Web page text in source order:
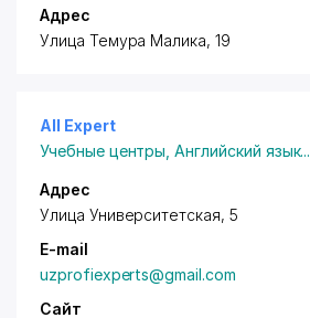
Адрес
Улица Темура Малика, 19
All Expert
Учебные центры ,Английский язык...
Адрес
Улица Университетская, 5
E-mail
uzprofiexperts@gmail.com
Сайт